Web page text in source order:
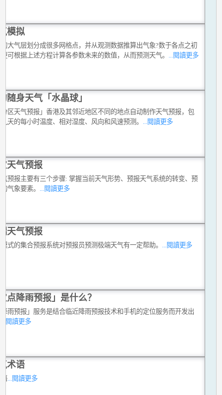
模拟
大气层划分成很多网格点，并从观测数据推算出气象?数于各点之初
可根据上述方程计算各参数未来的数值，从而预测天气。
...閱讀更多
随身天气「水晶球」
区天气预报」香港及其邻近地区不同的地点自动制作天气预报，包
天的每小时温度、相对湿度、风向和风速预测。 ...閱讀更多
天气预报
预报主要有三个步骤: 掌握当前天气形势、预报天气系统的转变、预
气象要素。
...閱讀更多
天气预报
式的集合预报系统对预报员预测极端天气有一定帮助。 ...閱讀更多
点降雨预报」是什么？
雨预报」服务是结合临近降雨预报技术和手机的定位服务而开发出
...閱讀更多
术语
...閱讀更多